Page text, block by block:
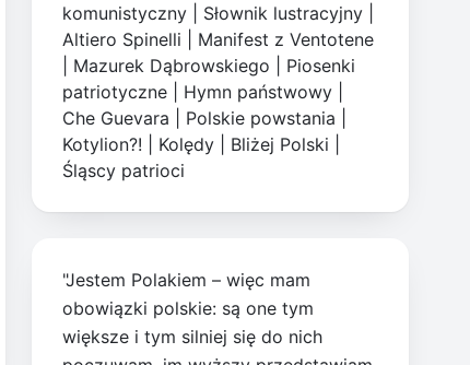
komunistyczny
Słownik lustracyjny
Altiero Spinelli
Manifest z Ventotene
Mazurek Dąbrowskiego
Piosenki
patriotyczne
Hymn państwowy
Che Guevara
Polskie powstania
Kotylion?!
Kolędy Bliżej Polski
Śląscy patrioci
"Jestem Polakiem – więc mam
obowiązki polskie: są one tym
większe i tym silniej się do nich